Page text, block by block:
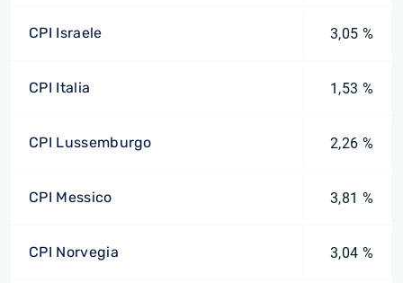
CPI Israele 3,05 %
CPI Italia 1,53 %
CPI Lussemburgo 2,26 %
CPI Messico 3,81 %
CPI Norvegia 3,04 %